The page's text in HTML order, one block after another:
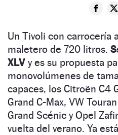
Un Tivoli con carrocería
maletero de 720 litros.
XLV y es su propuesta
monovolúmenes de
capaces, los Citroën C4
Grand C-Max, VW
Grand Scénic y Opel
vuelta del verano. Ya